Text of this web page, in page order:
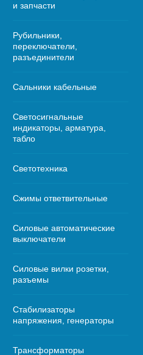
и запчасти
Рубильники,
переключатели,
разъединители
Сальники кабельные
Светосигнальные
индикаторы, арматура,
табло
Светотехника
Сжимы ответвительные
Силовые автоматические
выключатели
Силовые вилки розетки,
разъемы
Стабилизаторы
напряжения, генераторы
Трансформаторы